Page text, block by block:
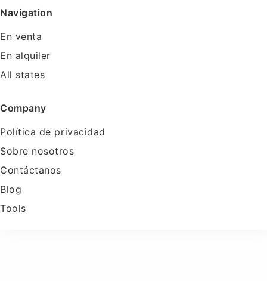
Navigation
En venta
En alquiler
All states
Company
Política de privacidad
Sobre nosotros
Contáctanos
Blog
Tools